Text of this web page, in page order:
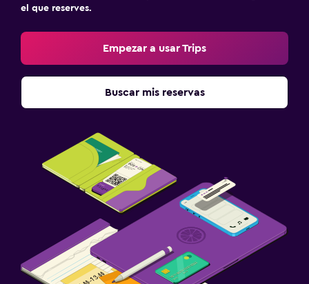
el que reserves.
Empezar a usar Trips
Buscar mis reservas